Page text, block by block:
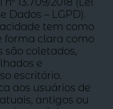
Dados – LGPD).
tem como
forma clara como
são coletados,
e
escritório.
aos usuários de
antigos ou